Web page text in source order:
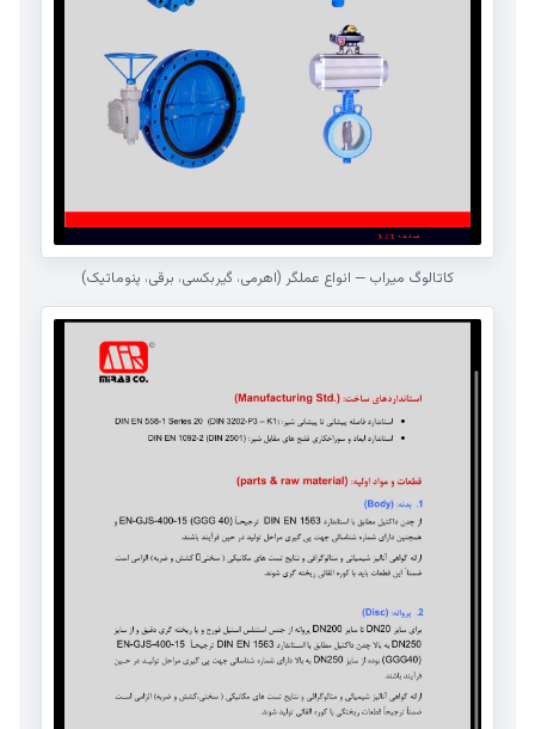
کاتالوگ میراب — انواع عملگر (اهرمی، گیربکسی، برقی، پنوماتیک)